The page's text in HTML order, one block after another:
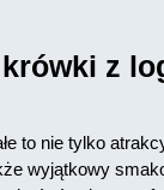
z
to nie tylko
wyjątkowy